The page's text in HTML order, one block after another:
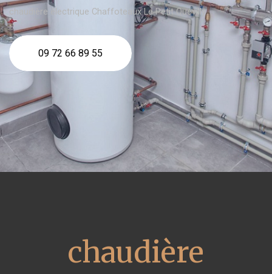
chaudière électrique Chaffoteaux Le Petit Quevilly
09 72 66 89 55
chaudière